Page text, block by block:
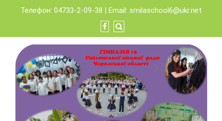
content
Телефон: 04733-2-09-38 | Email: smilaschool6@ukr.net